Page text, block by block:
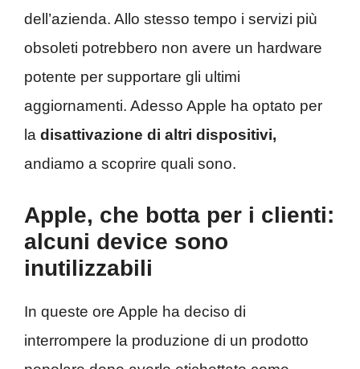
dell’azienda. Allo stesso tempo i servizi più
obsoleti potrebbero non avere un hardware
potente per supportare gli ultimi
aggiornamenti. Adesso Apple ha optato per
la disattivazione di altri dispositivi,
andiamo a scoprire quali sono.
Apple, che botta per i clienti:
alcuni device sono
inutilizzabili
In queste ore Apple ha deciso di
interrompere la produzione di un prodotto